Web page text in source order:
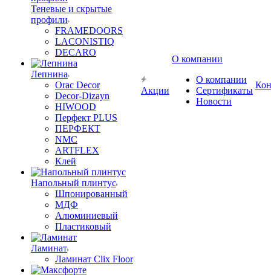
Теневые и скрытые
профили
FRAMEDOORS
LACONISTIQ
DECARO
Лепнина
Orac Decor
Decor-Dizayn
HIWOOD
Перфект PLUS
ПЕРФЕКТ
NMC
ARTFLEX
Клей
Напольный плинтус
Шпонированный
МДФ
Алюминиевый
Пластиковый
Ламинат
Ламинат Clix Floor
Акции
О компании
О компании
Сертификаты
Новости